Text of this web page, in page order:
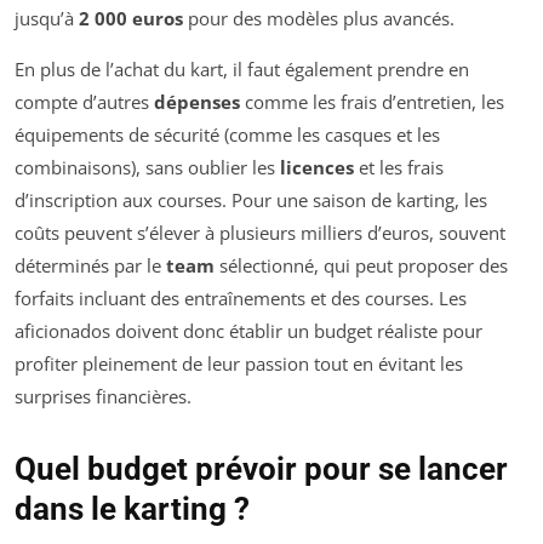
jusqu’à 2 000 euros pour des modèles plus avancés.
En plus de l’achat du kart, il faut également prendre en
compte d’autres dépenses comme les frais d’entretien, les
équipements de sécurité (comme les casques et les
combinaisons), sans oublier les licences et les frais
d’inscription aux courses. Pour une saison de karting, les
coûts peuvent s’élever à plusieurs milliers d’euros, souvent
déterminés par le team sélectionné, qui peut proposer des
forfaits incluant des entraînements et des courses. Les
aficionados doivent donc établir un budget réaliste pour
profiter pleinement de leur passion tout en évitant les
surprises financières.
Quel budget prévoir pour se lancer
dans le karting ?